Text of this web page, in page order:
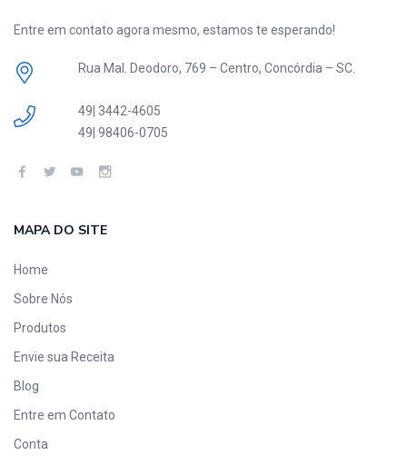
Entre em contato agora mesmo, estamos te esperando!
Rua Mal. Deodoro, 769 – Centro, Concórdia – SC.
49| 3442-4605
49| 98406-0705
MAPA DO SITE
Home
Sobre Nós
Produtos
Envie sua Receita
Blog
Entre em Contato
Conta